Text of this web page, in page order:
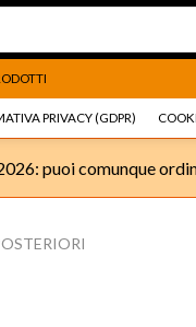
PRIVACY (GDPR)
Ricambi e
puoi comunque